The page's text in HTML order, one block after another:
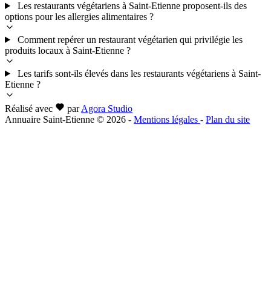
Les restaurants végétariens à Saint-Etienne proposent-ils des
options pour les allergies alimentaires ?
Comment repérer un restaurant végétarien qui privilégie les
produits locaux à Saint-Etienne ?
Les tarifs sont-ils élevés dans les restaurants végétariens à Saint-
Etienne ?
Réalisé avec par Agora Studio
Annuaire Saint-Etienne © 2026 - Mentions légales - Plan du site